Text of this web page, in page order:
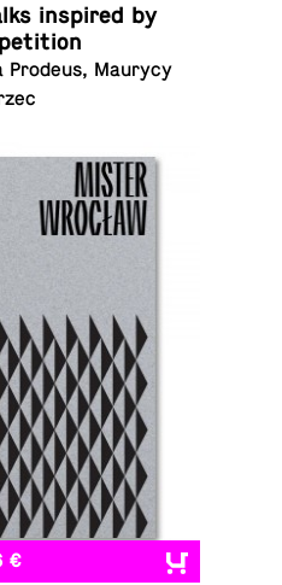
in­spired by
Prodeus, Maurycy
€